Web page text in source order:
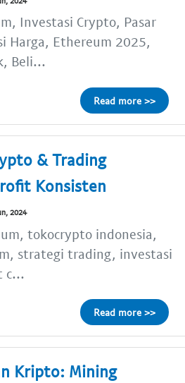
Investasi Crypto, Pasar
Harga, Ethereum 2025,
Beli...
Read more >>
& Trading
Konsisten
2024
tokocrypto indonesia,
strategi trading, investasi
c...
Read more >>
Kripto: Mining